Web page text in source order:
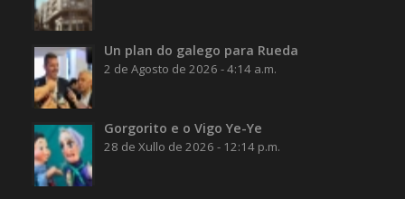
Un plan do galego para Rueda
2 de Agosto de 2026 - 4:14 a.m.
Gorgorito e o Vigo Ye-Ye
28 de Xullo de 2026 - 12:14 p.m.